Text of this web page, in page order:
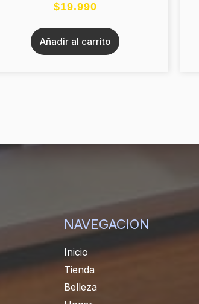
$19.990
Añadir al carrito
NAVEGACION
Inicio
Tienda
Belleza